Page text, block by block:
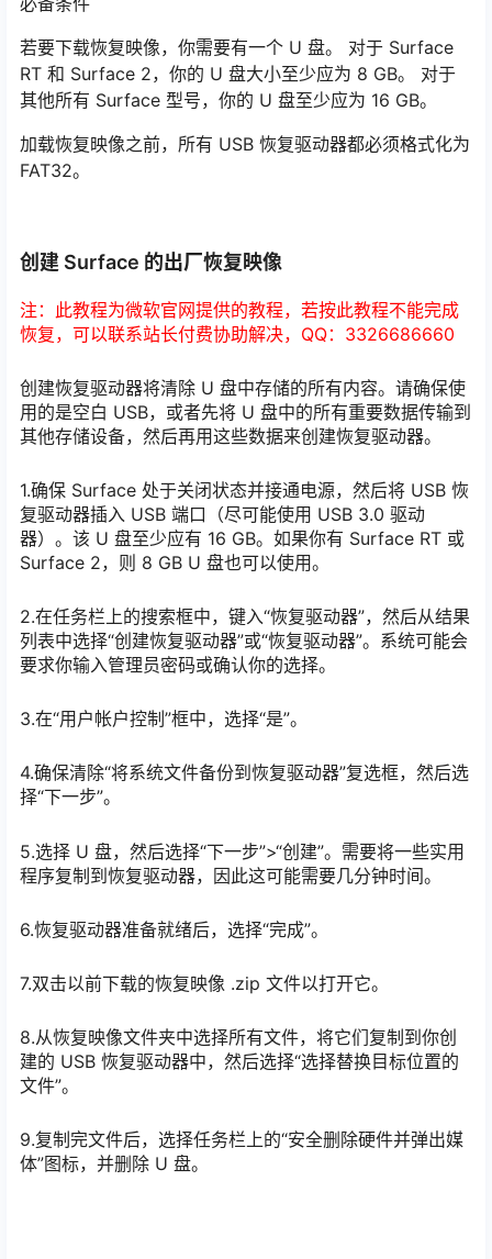
若要下载恢复映像，你需要有一个 U 盘。 对于 Surface
RT 和 Surface 2，你的 U 盘大小至少应为 8 GB。 对于
其他所有 Surface 型号，你的 U 盘至少应为 16 GB。
加载恢复映像之前，所有 USB 恢复驱动器都必须格式化为
FAT32。
创建 Surface 的出厂恢复映像
注：此教程为微软官网提供的教程，若按此教程不能完成
恢复，可以联系站长付费协助解决，QQ：3326686660
创建恢复驱动器将清除 U 盘中存储的所有内容。请确保使
用的是空白 USB，或者先将 U 盘中的所有重要数据传输到
其他存储设备，然后再用这些数据来创建恢复驱动器。
1.确保 Surface 处于关闭状态并接通电源，然后将 USB 恢
复驱动器插入 USB 端口（尽可能使用 USB 3.0 驱动
器）。该 U 盘至少应有 16 GB。如果你有 Surface RT 或
Surface 2，则 8 GB U 盘也可以使用。
2.在任务栏上的搜索框中，键入“恢复驱动器”，然后从结果
列表中选择“创建恢复驱动器”或“恢复驱动器”。系统可能会
要求你输入管理员密码或确认你的选择。
3.在“用户帐户控制”框中，选择“是”。
4.确保清除“将系统文件备份到恢复驱动器”复选框，然后选
择“下一步”。
5.选择 U 盘，然后选择“下一步”>“创建”。需要将一些实用
程序复制到恢复驱动器，因此这可能需要几分钟时间。
6.恢复驱动器准备就绪后，选择“完成”。
7.双击以前下载的恢复映像 .zip 文件以打开它。
8.从恢复映像文件夹中选择所有文件，将它们复制到你创
建的 USB 恢复驱动器中，然后选择“选择替换目标位置的
文件”。
9.复制完文件后，选择任务栏上的“安全删除硬件并弹出媒
体”图标，并删除 U 盘。